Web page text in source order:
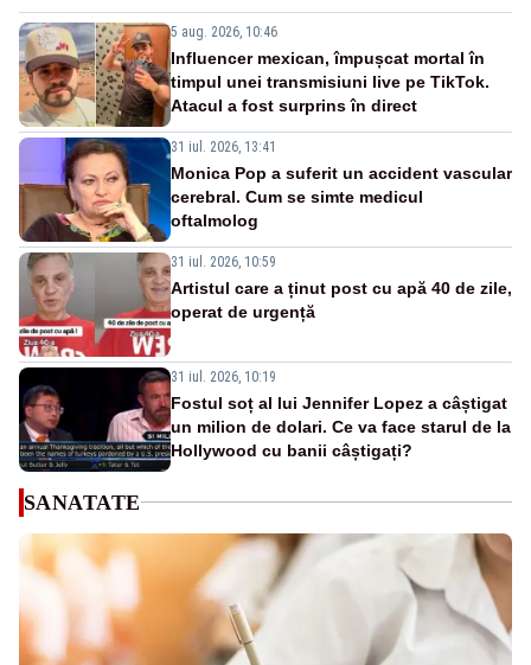
5 aug. 2026, 10:46
Influencer mexican, împușcat mortal în
timpul unei transmisiuni live pe TikTok.
Atacul a fost surprins în direct
31 iul. 2026, 13:41
Monica Pop a suferit un accident vascular
cerebral. Cum se simte medicul
oftalmolog
31 iul. 2026, 10:59
Artistul care a ținut post cu apă 40 de zile,
operat de urgență
31 iul. 2026, 10:19
Fostul soț al lui Jennifer Lopez a câștigat
un milion de dolari. Ce va face starul de la
Hollywood cu banii câștigați?
SANATATE